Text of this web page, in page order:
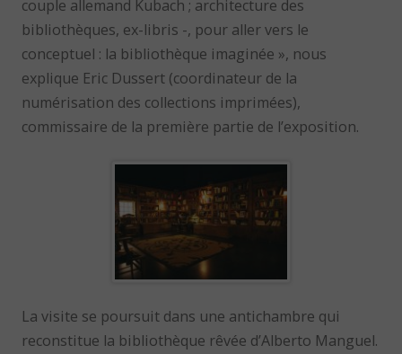
couple allemand Kubach ; architecture des
bibliothèques, ex-libris -, pour aller vers le
conceptuel : la bibliothèque imaginée », nous
explique Eric Dussert (coordinateur de la
numérisation des collections imprimées),
commissaire de la première partie de l’exposition.
La visite se poursuit dans une antichambre qui
reconstitue la bibliothèque rêvée d’Alberto Manguel.